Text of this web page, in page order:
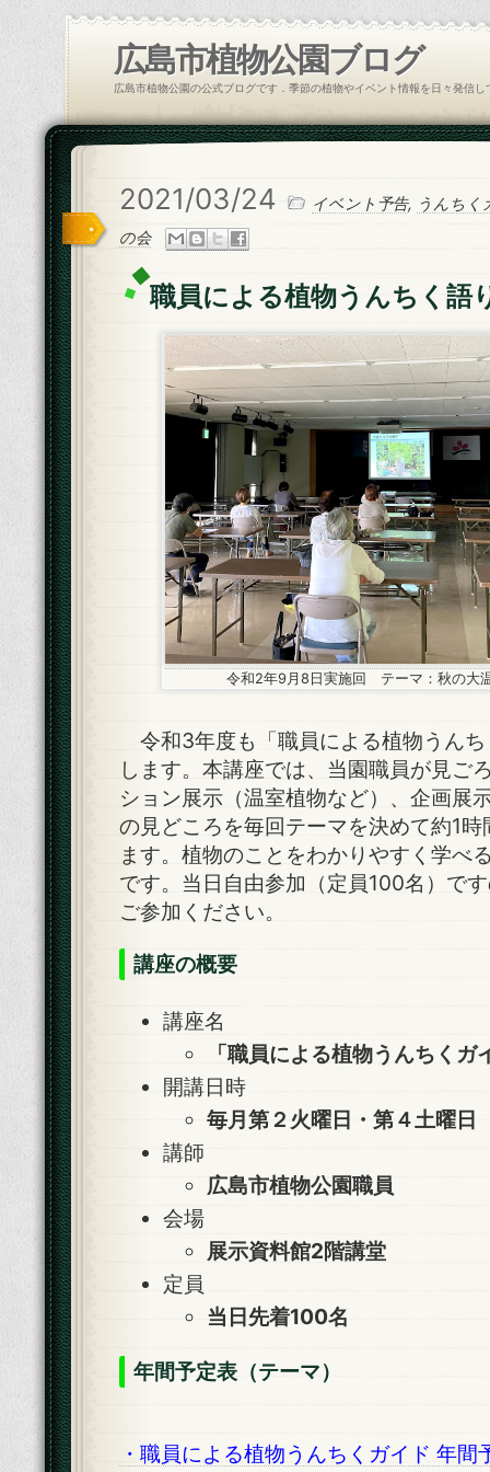
広島市植物公園ブログ
広島市植物公園の公式ブログです．季節の植物やイベント情報を日々発信し
2021/03/24 イベント予告, うんちく
の会
職員による植物うんちく語
令和2年9月8日実施回 テーマ：秋の大
令和3年度も「職員による植物うん
します。本講座では、当園職員が見ご
ション展示（温室植物など）、企画展
の見どころを毎回テーマを決めて約1
ます。植物のことをわかりやすく学べ
です。当日自由参加（定員100名）で
ご参加ください。
講座の概要
講座名
「職員による植物うんちくガ
開講日時
毎月第２火曜日・第４土曜
講師
広島市植物公園職員
会場
展示資料館2階講堂
定員
当日先着100名
年間予定表（テーマ）
・職員による植物うんちくガイド 年間